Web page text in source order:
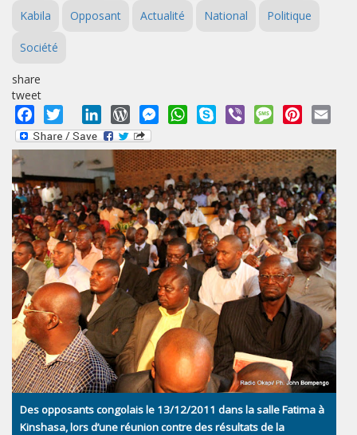
Kabila Opposant Actualité National Politique
Société
share
tweet
Facebook
Twitter LinkedInWordPressMessengerWhatsApp
Skype Viber MessagePinterest
Des opposants congolais le 13/12/2011 dans la salle Fatima à
Kinshasa, lors d’une réunion contre des résultats de la